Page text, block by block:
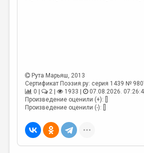
Рута Марьяш, 2013
Сертификат Поэзия.ру: серия 1439 №
0 |
2 | 1933 |
07.08.2026.
Произведение оценили (+): []
Произведение оценили (-): []